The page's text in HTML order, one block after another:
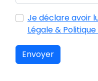
Je déclare avoir
Légale &
Envoyer